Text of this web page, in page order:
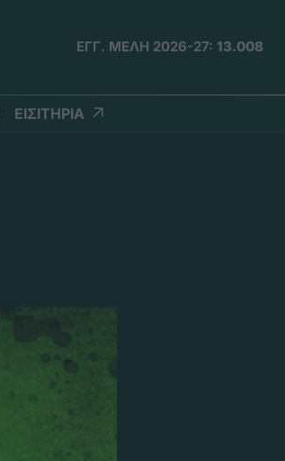
ΕΓΓ. ΜΕΛΗ 2026-27: 13.008
ΕΙΣΙΤΗΡΙΑ